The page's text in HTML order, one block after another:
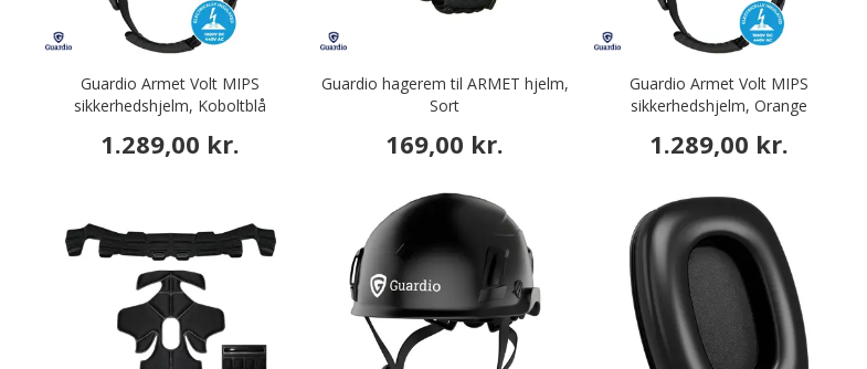
Guardio Armet Volt MIPS
sikkerhedshjelm, Koboltblå
1.289,00 kr.
Guardio hagerem til ARMET hjelm,
Sort
169,00 kr.
Guardio Armet Volt MIPS
sikkerhedshjelm, Orange
1.289,00 kr.